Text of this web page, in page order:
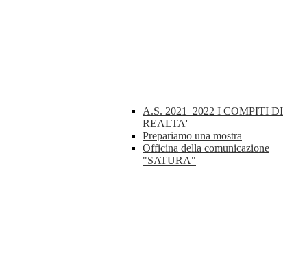
A.S. 2021_2022 I COMPITI DI
REALTA'
Prepariamo una mostra
Officina della comunicazione
"SATURA"